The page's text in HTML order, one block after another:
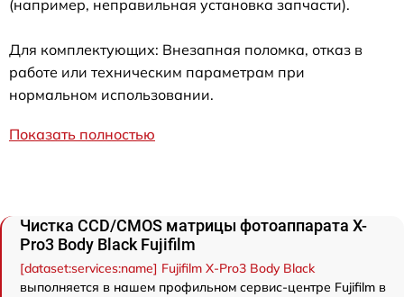
(например, неправильная установка запчасти).
Для комплектующих: Внезапная поломка, отказ в
работе или техническим параметрам при
нормальном использовании.
Показать полностью
Чистка CCD/CMOS матрицы фотоаппарата X-
Pro3 Body Black Fujifilm
[dataset:services:name] Fujifilm X-Pro3 Body Black
выполняется в нашем профильном сервис-центре Fujifilm в